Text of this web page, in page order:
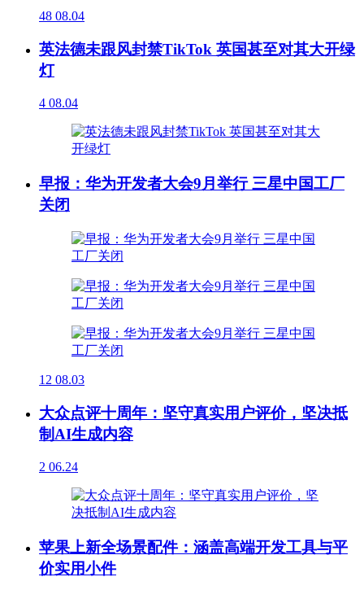
48 08.04
英法德未跟风封禁TikTok 英国甚至对其大开绿
灯
4 08.04
早报：华为开发者大会9月举行 三星中国工厂
关闭
12 08.03
大众点评十周年：坚守真实用户评价，坚决抵
制AI生成内容
2 06.24
苹果上新全场景配件：涵盖高端开发工具与平
价实用小件